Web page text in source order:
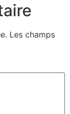
Les champs